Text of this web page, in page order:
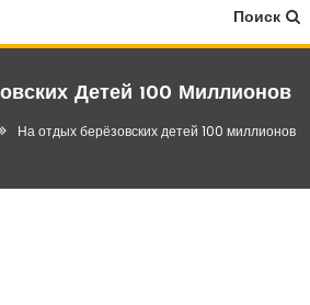
Поиск
Детей 100 Миллионов
На отдых берёзовских детей 100 миллионов